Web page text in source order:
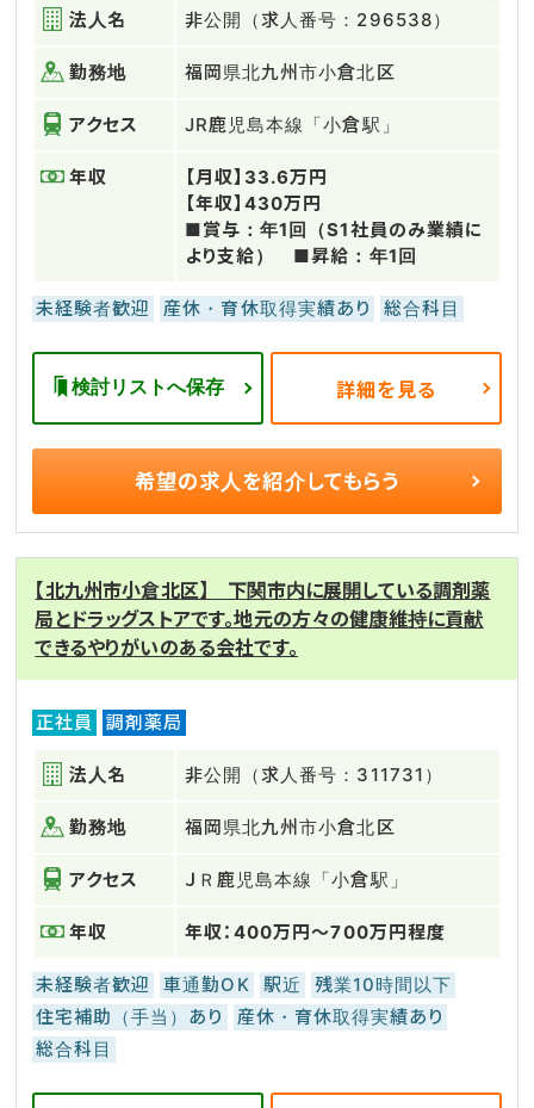
法人名 非公開（求人番号：296538）
勤務地 福岡県北九州市小倉北区
アクセス JR鹿児島本線「小倉駅」
年収
【月収】33.6万円
【年収】430万円
■賞与：年1回（S1社員のみ業績に
より支給） ■昇給：年1回
未経験者歓迎 産休・育休取得実績あり 総合科目
検討リストへ保存 詳細を見る
希望の求人を紹介してもらう
【北九州市小倉北区】 下関市内に展開している調剤薬
局とドラッグストアです。地元の方々の健康維持に貢献
できるやりがいのある会社です。
正社員 調剤薬局
法人名 非公開（求人番号：311731）
勤務地 福岡県北九州市小倉北区
アクセス ＪＲ鹿児島本線「小倉駅」
年収 年収：400万円～700万円程度
未経験者歓迎 車通勤OK 駅近
残業10時間以下
住宅補助（手当）あり
産休・育休取得実績あり
総合科目